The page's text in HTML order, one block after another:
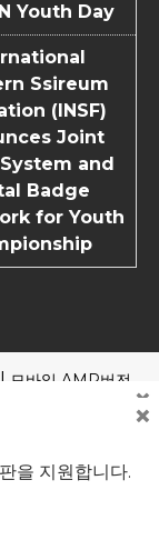
Youth Day
Ssireum
(INSF)
Joint
and
Badge
for Youth
모바일 AMP버전
부산시 중구 중구
송 대표전화: 051
을 준수합니다. 모
×
을 지원합니다.
×